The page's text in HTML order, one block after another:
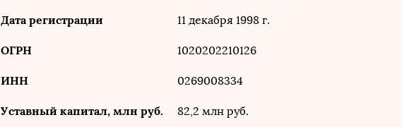
Дата регистрации 11 декабря 1998 г.
ОГРН 1020202210126
ИНН 0269008334
Уставный капитал, млн руб. 82,2 млн руб.